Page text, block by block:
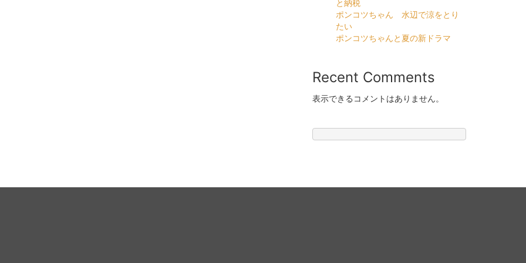
と納税
ポンコツちゃん 水辺で涼をとり
たい
ポンコツちゃんと夏の新ドラマ
Recent Comments
表示できるコメントはありません。